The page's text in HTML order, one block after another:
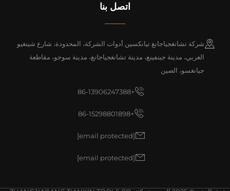
اتصل بنا
شركة تشانغجياجانغ تيانكسين أدوات الشركة، المحدودة، شارع شينغيو
الغربي، مدينة جينفينغ، مدينة تشانغجياجانغ، مدينة سوجو، مقاطعة
جيانغسو، الصين
+86-13906247388
+86-15298801898
[email protected]
[email protected]